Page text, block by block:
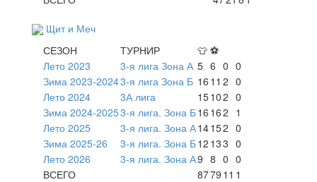
Щит и Меч
СЕЗОН
ТУРНИР 👕 ⚽
Лето 2023
3-я лига Зона А 5 6 0 0
Зима 2023-20243-я лига Зона Б 16 11 2 0
Лето 2024
3А лига 15102 0
Зима 2024-20253-я лига. Зона Б16 162 1
Лето 2025
3-я лига. Зона А14152 0
Зима 2025-26
3-я лига. Зона Б12 133 0
Лето 2026
3-я лига. Зона А9 8 0 0
ВСЕГО
8779 11 1